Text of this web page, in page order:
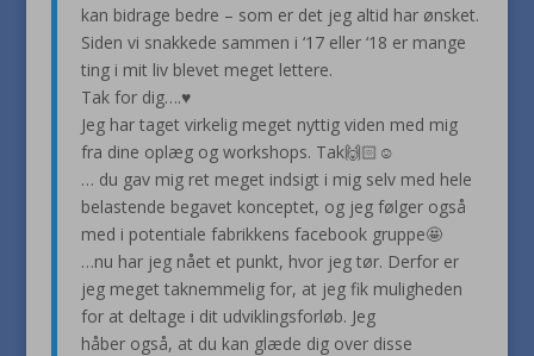
kan bidrage bedre – som er det jeg altid har ønsket.
Siden vi snakkede sammen i ‘17 eller ‘18 er mange
ting i mit liv blevet meget lettere.
Tak for dig….♥️
Jeg har taget virkelig meget nyttig viden med mig
fra dine oplæg og workshops. Tak🙌🏻☺️
… du gav mig ret meget indsigt i mig selv med hele
belastende begavet konceptet, og jeg følger også
med i potentiale fabrikkens facebook gruppe🤩
…nu har jeg nået et punkt, hvor jeg tør. Derfor er
jeg meget taknemmelig for, at jeg fik muligheden
for at deltage i dit udviklingsforløb. Jeg
håber også, at du kan glæde dig over disse